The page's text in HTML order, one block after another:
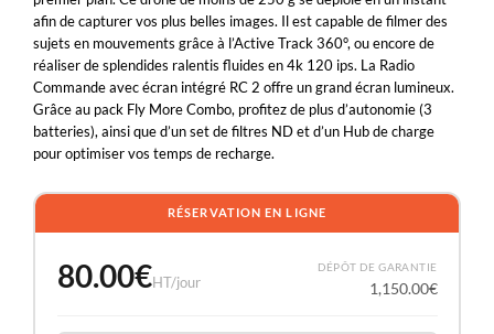
afin de capturer vos plus belles images. Il est capable de filmer des
sujets en mouvements grâce à l’Active Track 360°, ou encore de
réaliser de splendides ralentis fluides en 4k 120 ips. La Radio
Commande avec écran intégré RC 2 offre un grand écran lumineux.
Grâce au pack Fly More Combo, profitez de plus d’autonomie (3
batteries), ainsi que d’un set de filtres ND et d’un Hub de charge
pour optimiser vos temps de recharge.
RÉSERVATION EN LIGNE
80.00€HT/jour
DÉPÔT DE GARANTIE
1,150.00€